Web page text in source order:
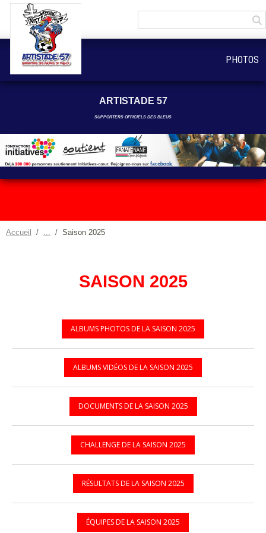
ARTISTADE 57
SUPPORTERS OFFICIELS DES BLEUS
Accueil Saison 2025
SAISON 2025
ALBUMS PHOTOS DE LA SAISON 2025
ALBUMS VIDÉOS DE LA SAISON 2025
DOCUMENTS DE LA SAISON 2025
CHALLENGE DE LA SAISON 2025
RÉSULTATS DE LA SAISON 2025
ÉQUIPES DE LA SAISON 2025
PHOTOS
Panneau de gestion des cookies